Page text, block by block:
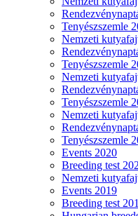
Tenyészszemle
Nemzeti
Tenyészszemle
Nemzeti
Tenyészszemle
Nemzeti
Tenyészszemle
Events 2020
Breeding test
Nemzeti
Events 2019
Breeding test